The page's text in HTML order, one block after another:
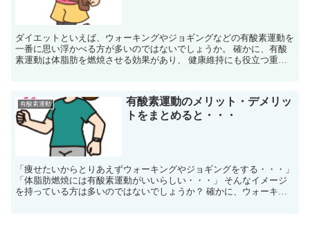
ダイエットといえば、ウォーキングやジョギングなどの有酸素運動を
一番に思い浮かべる方が多いのではないでしょうか。 確かに、有酸
素運動は体脂肪を燃焼させる効果があり、 健康維持にも役立つ重要
有酸素運動
有酸素運動のメリット・デメリッ
トをまとめると・・・
「痩せたいからとりあえずウォーキングやジョギングをする・・・」
「体脂肪燃焼には有酸素運動がいいらしい・・・」 そんなイメージ
を持っている方は多いのではないでしょうか？ 確かに、ウォーキン